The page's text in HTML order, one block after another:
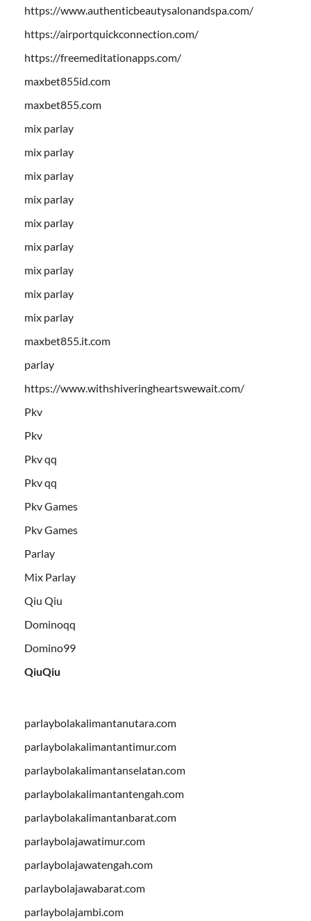
https://www.authenticbeautysalonandspa.com/
https://airportquickconnection.com/
https://freemeditationapps.com/
maxbet855id.com
maxbet855.com
mix parlay
mix parlay
mix parlay
mix parlay
mix parlay
mix parlay
mix parlay
mix parlay
mix parlay
maxbet855.it.com
parlay
https://www.withshiveringheartswewait.com/
Pkv
Pkv
Pkv qq
Pkv qq
Pkv Games
Pkv Games
Parlay
Mix Parlay
Qiu Qiu
Dominoqq
Domino99
QiuQiu
parlaybolakalimantanutara.com
parlaybolakalimantantimur.com
parlaybolakalimantanselatan.com
parlaybolakalimantantengah.com
parlaybolakalimantanbarat.com
parlaybolajawatimur.com
parlaybolajawatengah.com
parlaybolajawabarat.com
parlaybolajambi.com